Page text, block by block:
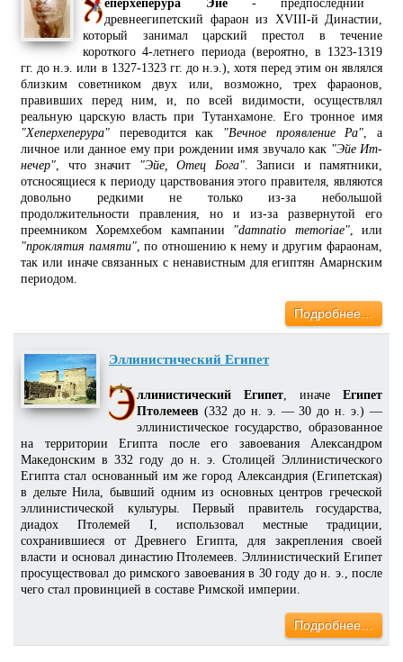
еперхеперура Эйе- предпоследний
древнеегипетский фараон из XVIII-й Династии,
который занимал царский престол в течение
короткого 4-летнего периода (вероятно, в 1323-1319
гг. до н.э. или в 1327-1323 гг. до н.э.), хотя перед этим он являлся
близким советником двух или, возможно, трех фараонов,
правивших перед ним, и, по всей видимости, осуществлял
реальную царскую власть при Тутанхамоне. Его тронное имя
"Хеперхеперура" переводится как "Вечное проявление Ра" , а
личное или данное ему при рождении имя звучало как "Эйе Ит-
нечер" , что значит "Эйе, Отец Бога". Записи и памятники,
отсносящиеся к периоду царствования этого правителя, являются
довольно редкими не только из-за небольшой
продолжительности правления, но и из-за развернутой его
преемником Хоремхебом кампании "damnatio memoriae", или
"проклятия памяти", по отношению к нему и другим фараонам,
так или иначе связанных с ненавистным для египтян Амарнским
периодом.
Подробнее…
Эллинистический Египет
ллинистический Египет, иначе Египет
Птолемеев (332 до н. э. — 30 до н. э.) —
эллинистическое государство, образованное
на территории Египта после его завоевания Александром
Македонским в 332 году до н. э. Столицей Эллинистического
Египта стал основанный им же город Александрия (Египетская)
в дельте Нила, бывший одним из основных центров греческой
эллинистической культуры. Первый правитель государства,
диадох Птолемей I, использовал местные традиции,
сохранившиеся от Древнего Египта, для закрепления своей
власти и основал династию Птолемеев. Эллинистический Египет
просуществовал до римского завоевания в 30 году до н. э., после
чего стал провинцией в составе Римской империи.
Подробнее…